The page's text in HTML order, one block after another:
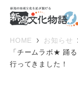
HOME お知らせ
「チームラボ★ 踊
行ってきました！